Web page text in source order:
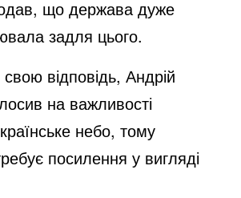
що держава дуже
задля цього.
відповідь, Андрій
на важливості
небо, тому
посилення у вигляді